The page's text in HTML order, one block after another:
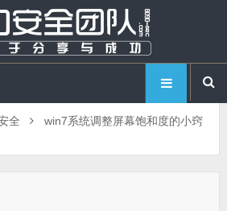
全
win7系统调整屏幕饱和度的小窍